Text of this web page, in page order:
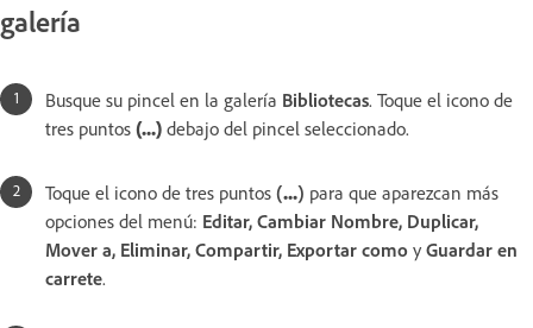
galería
Busque su pincel en la galería Bibliotecas. Toque el icono de
tres puntos (...) debajo del pincel seleccionado.
Toque el icono de tres puntos (...) para que aparezcan más
opciones del menú: Editar, Cambiar Nombre, Duplicar,
Mover a, Eliminar, Compartir, Exportar como y Guardar en
carrete.